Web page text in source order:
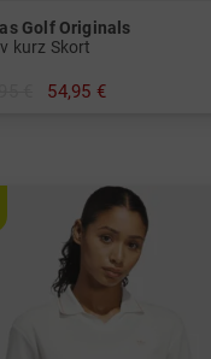
Golf Originals
kurz Skort
54,95 €